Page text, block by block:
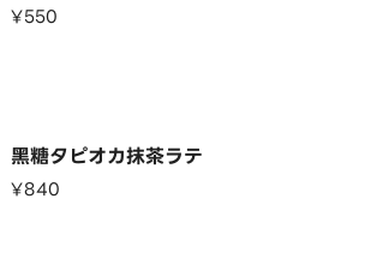
¥550
黑糖タピオカ抹茶ラテ
¥840